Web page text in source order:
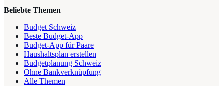
Beliebte Themen
Budget Schweiz
Beste Budget-App
Budget-App für Paare
Haushaltsplan erstellen
Budgetplanung Schweiz
Ohne Bankverknüpfung
Alle Themen